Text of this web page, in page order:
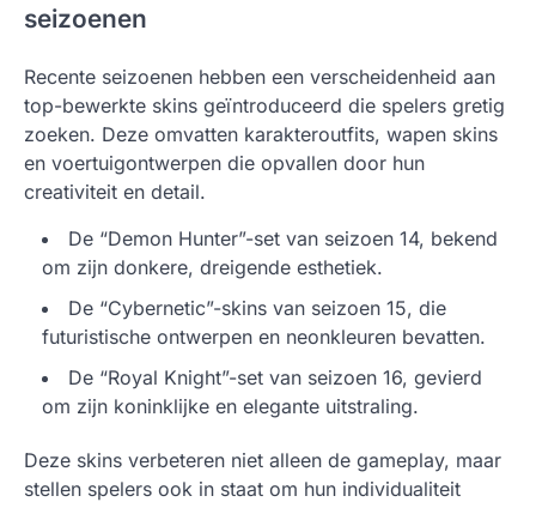
seizoenen
Recente seizoenen hebben een verscheidenheid aan
top-bewerkte skins geïntroduceerd die spelers gretig
zoeken. Deze omvatten karakteroutfits, wapen skins
en voertuigontwerpen die opvallen door hun
creativiteit en detail.
De “Demon Hunter”-set van seizoen 14, bekend
om zijn donkere, dreigende esthetiek.
De “Cybernetic”-skins van seizoen 15, die
futuristische ontwerpen en neonkleuren bevatten.
De “Royal Knight”-set van seizoen 16, gevierd
om zijn koninklijke en elegante uitstraling.
Deze skins verbeteren niet alleen de gameplay, maar
stellen spelers ook in staat om hun individualiteit